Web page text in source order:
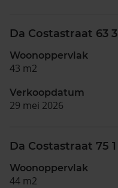
Da Costastraat 63 3
Woonoppervlak
43 m2
Verkoopdatum
29 mei 2026
Da Costastraat 75 1
Woonoppervlak
44 m2